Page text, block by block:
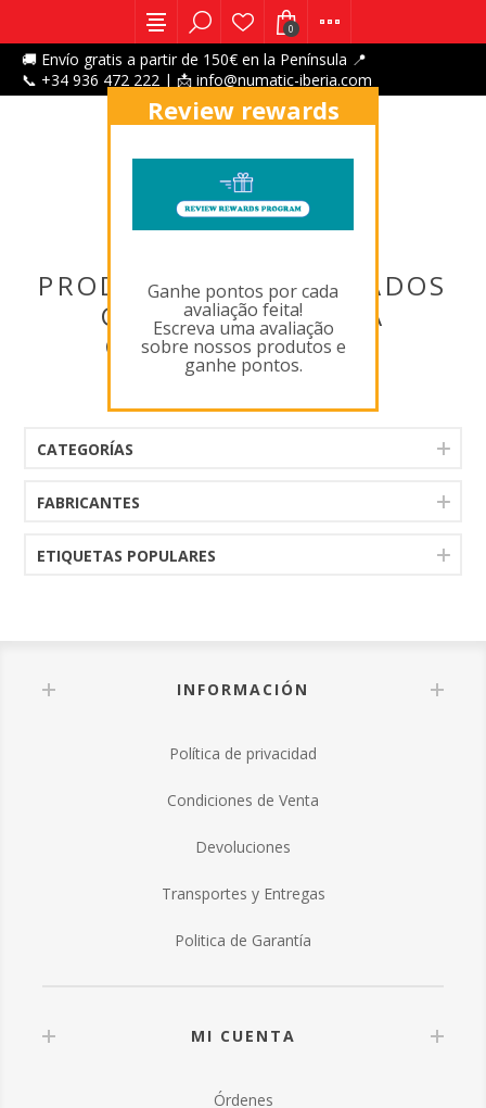
🚚 Envío gratis a partir de 150€ en la Península 📍
📞 +34 936 472 222 | 📩 info@numatic-iberia.com
0
PRODUCTOS ETIQUETADOS
CON ' PTR500125A
GNM,FLOORCARE '
CATEGORÍAS
FABRICANTES
ETIQUETAS POPULARES
INFORMACIÓN
Política de privacidad
Condiciones de Venta
Devoluciones
Transportes y Entregas
Politica de Garantía
MI CUENTA
Órdenes
Review rewards
Ganhe pontos por cada
avaliação feita!
Escreva uma avaliação
sobre nossos produtos e
ganhe pontos.